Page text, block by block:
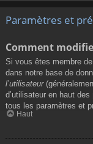
Paramètres et
Comment
Si vous êtes membre
dans notre base de
l’utilisateur
d’utilisateur en haut
tous les paramètres et
Haut